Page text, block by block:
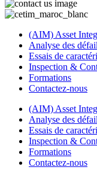
(AIM) Asset
Analyse des
Essais de
Inspection &
Formations
Contactez-nous
(AIM) Asset
Analyse des
Essais de
Inspection &
Formations
Contactez-nous